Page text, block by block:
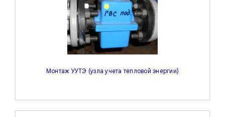
Монтаж УУТЭ (узла учета тепловой энергии)